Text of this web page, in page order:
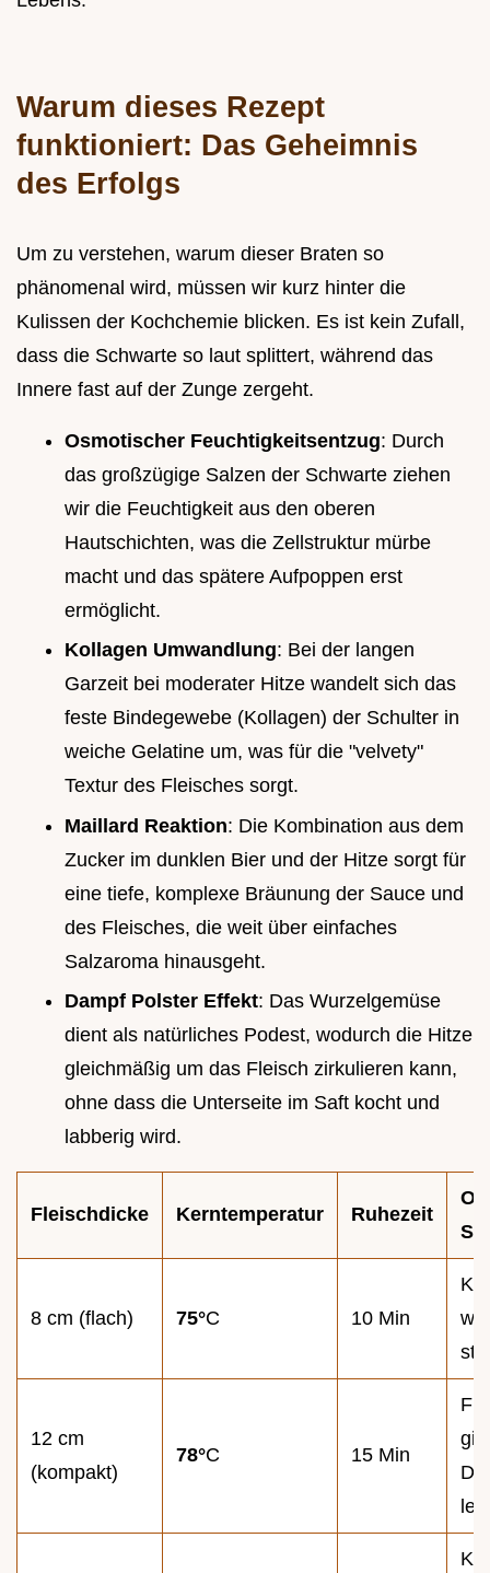
Warum dieses Rezept
funktioniert: Das Geheimnis
des Erfolgs
Um zu verstehen, warum dieser Braten so
phänomenal wird, müssen wir kurz hinter die
Kulissen der Kochchemie blicken. Es ist kein Zufall,
dass die Schwarte so laut splittert, während das
Innere fast auf der Zunge zergeht.
Osmotischer Feuchtigkeitsentzug: Durch
das großzügige Salzen der Schwarte ziehen
wir die Feuchtigkeit aus den oberen
Hautschichten, was die Zellstruktur mürbe
macht und das spätere Aufpoppen erst
ermöglicht.
Kollagen Umwandlung: Bei der langen
Garzeit bei moderater Hitze wandelt sich das
feste Bindegewebe (Kollagen) der Schulter in
weiche Gelatine um, was für die "velvety"
Textur des Fleisches sorgt.
Maillard Reaktion: Die Kombination aus dem
Zucker im dunklen Bier und der Hitze sorgt für
eine tiefe, komplexe Bräunung der Sauce und
des Fleisches, die weit über einfaches
Salzaroma hinausgeht.
Dampf Polster Effekt: Das Wurzelgemüse
dient als natürliches Podest, wodurch die Hitze
gleichmäßig um das Fleisch zirkulieren kann,
ohne dass die Unterseite im Saft kocht und
labberig wird.
Fleischdicke Kerntemperatur Ruhezeit
8 cm (flach) 75°C 10 Min
12 cm
(kompakt)
78°C 15 Min